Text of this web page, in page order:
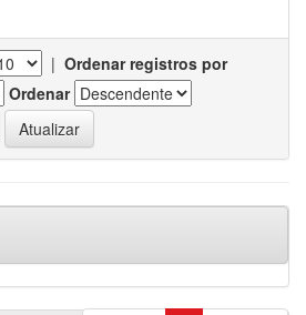
| Ordenar registros por
Ordenar